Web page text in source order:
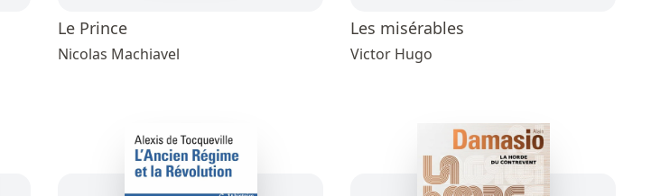
Le Prince
Nicolas Machiavel
Les misérables
Victor Hugo